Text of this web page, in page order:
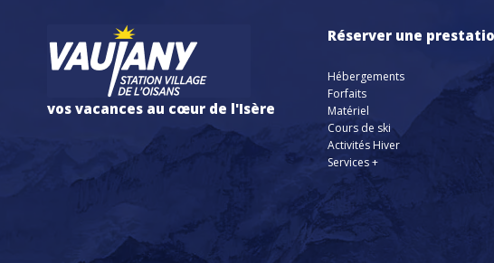
vos vacances au cœur de l'Isère
Réserver une
Hébergements
Forfaits
Matériel
Cours de ski
Activités Hiver
Services +